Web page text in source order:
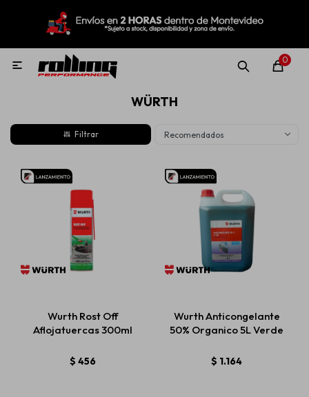
0

WÜRTH
Recomendados
Wurth Rost Off
Aflojatuercas 300ml
$ 456
Wurth Anticongelante
50% Organico 5L Verde
$ 1.164
MI CUENTA
Nuevo! Rolling Repuestos
Lubricantes
Estética automotriz